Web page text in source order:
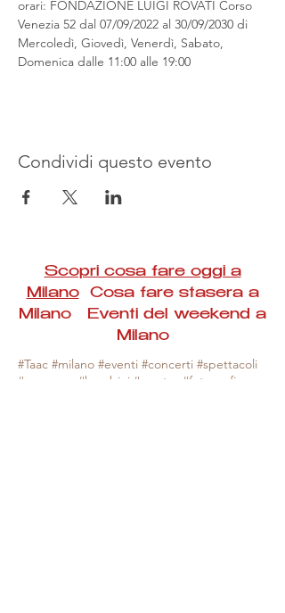
orari: FONDAZIONE LUIGI ROVATI Corso
Venezia 52 dal 07/09/2022 al 30/09/2030 di
Mercoledì, Giovedì, Venerdì, Sabato,
Domenica dalle 11:00 alle 19:00
Condividi questo evento
Scopri cosa fare oggi a
MilanoCosa fare stasera a
Milano Eventi del weekend a
Milano
#Taac #milano #eventi #concerti #spettacoli
#rassegne #bambini #mostre #fotografia